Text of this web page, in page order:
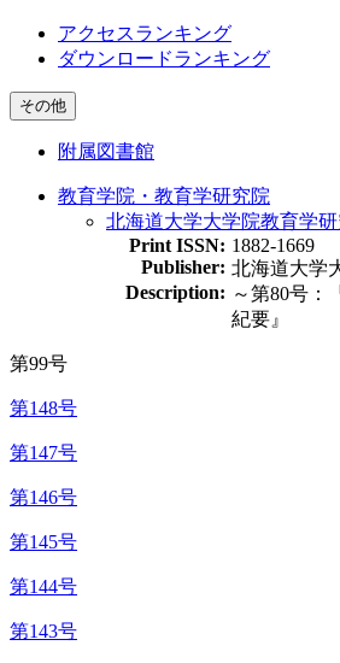
アクセスランキング
ダウンロードランキング
その他
附属図書館
教育学院・教育学研究院
北海道大学大学院教育学
Print ISSN: 1882-1669
Publisher: 北海道大学
Description: ～第80号：
紀要』
第99号
第148号
第147号
第146号
第145号
第144号
第143号